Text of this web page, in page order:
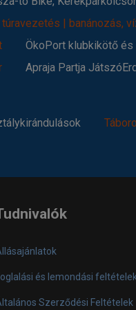
| banánozás,
ÖkoPort klubkikötő
Apraja Partja
és lemondási feltételek
Szerződési Feltételek